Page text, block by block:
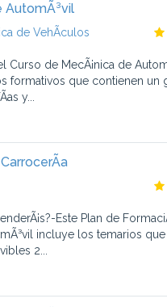
AutomÃ³vil
de VehÃ­culos
Curso de MecÃ¡nica de
formativos que contienen un
y...
Este Plan de
incluye los temarios que
2...